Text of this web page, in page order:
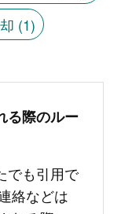
(1)
る際のルー
でも引用で
絡などは